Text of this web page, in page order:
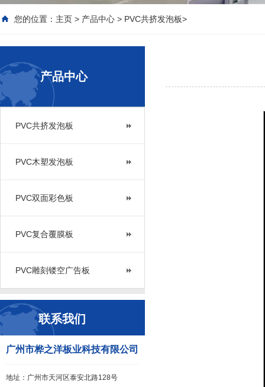
您的位置： 主页 > 产品中心 > PVC共挤发泡板>
产品中心
PVC共挤发泡板
PVC木塑发泡板
PVC双面彩色板
PVC复合覆膜板
PVC雕刻镂空广告板
联系我们
广州市桦之洋板业科技有限公司
地址：广州市天河区泰安北路128号